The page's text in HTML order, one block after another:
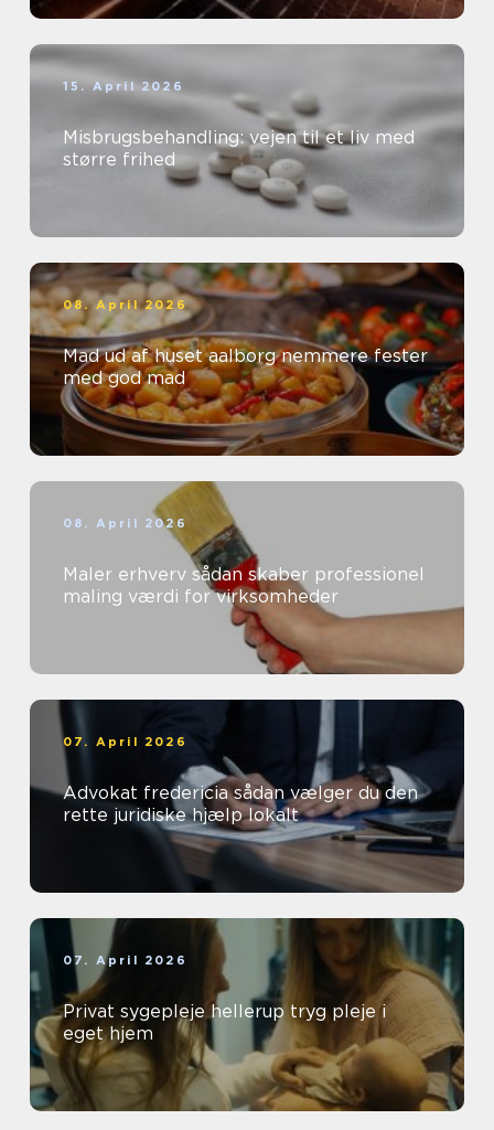
15. April 2026
Misbrugsbehandling: vejen til et liv med
større frihed
08. April 2026
Mad ud af huset aalborg nemmere fester
med god mad
08. April 2026
Maler erhverv sådan skaber professionel
maling værdi for virksomheder
07. April 2026
Advokat fredericia sådan vælger du den
rette juridiske hjælp lokalt
07. April 2026
Privat sygepleje hellerup tryg pleje i
eget hjem